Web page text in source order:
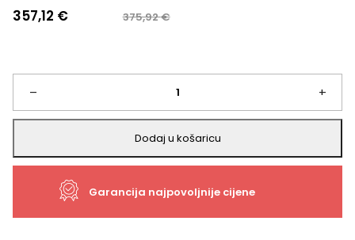
375,92€
Izvorna
je:
375,92 €.
357,12 €
Trenutna
357,12 €.
–
Komoda
Venera
količina
+
Dodaj u košaricu
Garancija najpovoljnije cijene